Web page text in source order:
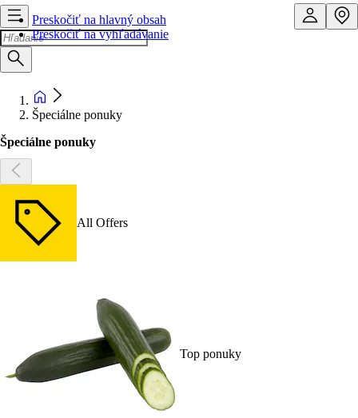
Preskočiť na hlavný obsah
Preskočiť na vyhľadávanie
Špeciálne ponuky
Špeciálne ponuky
All Offers
Top ponuky